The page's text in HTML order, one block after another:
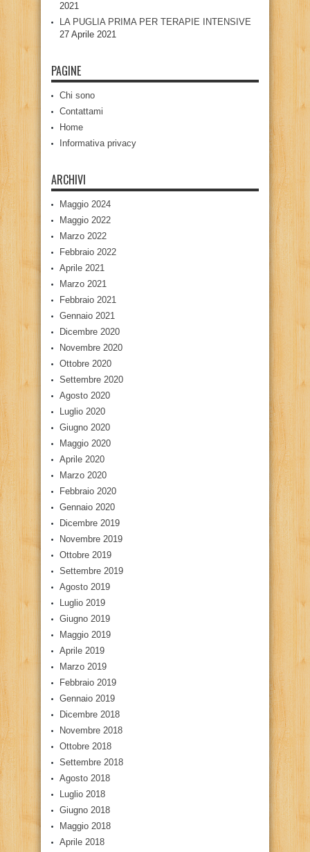
2021
LA PUGLIA PRIMA PER TERAPIE INTENSIVE
27 Aprile 2021
PAGINE
Chi sono
Contattami
Home
Informativa privacy
ARCHIVI
Maggio 2024
Maggio 2022
Marzo 2022
Febbraio 2022
Aprile 2021
Marzo 2021
Febbraio 2021
Gennaio 2021
Dicembre 2020
Novembre 2020
Ottobre 2020
Settembre 2020
Agosto 2020
Luglio 2020
Giugno 2020
Maggio 2020
Aprile 2020
Marzo 2020
Febbraio 2020
Gennaio 2020
Dicembre 2019
Novembre 2019
Ottobre 2019
Settembre 2019
Agosto 2019
Luglio 2019
Giugno 2019
Maggio 2019
Aprile 2019
Marzo 2019
Febbraio 2019
Gennaio 2019
Dicembre 2018
Novembre 2018
Ottobre 2018
Settembre 2018
Agosto 2018
Luglio 2018
Giugno 2018
Maggio 2018
Aprile 2018